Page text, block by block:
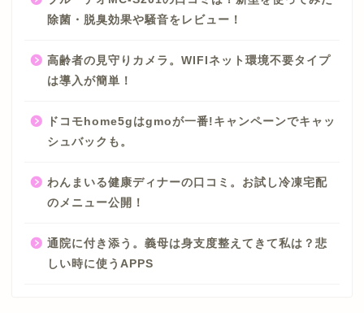
除菌・脱臭効果や騒音をレビュー！
高齢者の見守りカメラ。WIFIネット環境不要タイプ
は導入が簡単！
ドコモhome5gはgmoが一番!キャンペーンでキャッ
シュバックも。
わんまいる健康ディナーの口コミ。お試し冷凍宅配
のメニュー公開！
通院に付き添う。義母は身支度整えてきて私は？悲
しい時に使うAPPS